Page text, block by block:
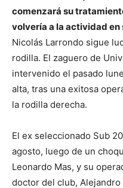
comenzará su
volvería a la actividad en
Nicolás Larrondo sigue
rodilla. El zaguero de
intervenido el pasado
alta, tras una exitosa
la rodilla derecha.
El ex seleccionado Sub
agosto, luego de un
Leonardo Mas, y su
doctor del club,